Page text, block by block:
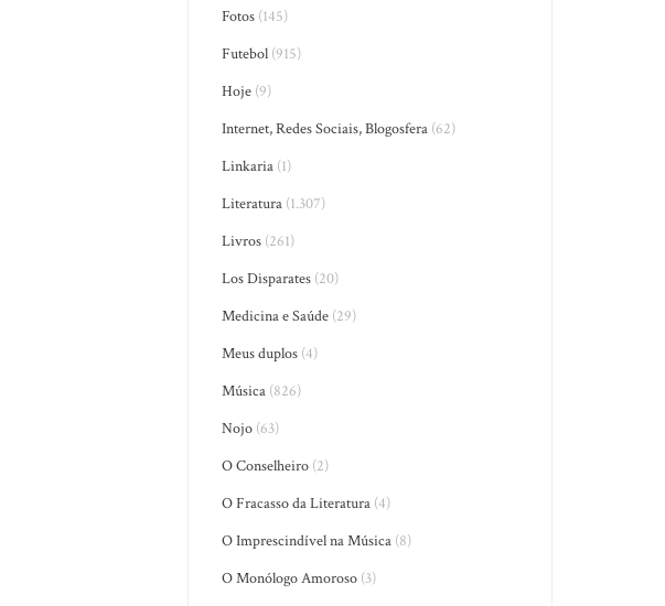
Fotos (145)
Futebol (915)
Hoje (9)
Internet, Redes Sociais, Blogosfera (62)
Linkaria (1)
Literatura (1.307)
Livros (261)
Los Disparates (20)
Medicina e Saúde (29)
Meus duplos (4)
Música (826)
Nojo (63)
O Conselheiro (2)
O Fracasso da Literatura (4)
O Imprescindível na Música (8)
O Monólogo Amoroso (3)